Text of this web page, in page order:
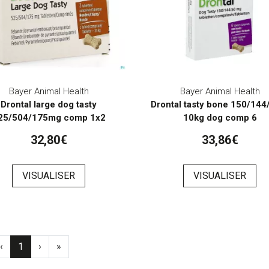
Bayer Animal Health
Drontal large dog tasty
504/175mg comp 1x2
32,80€
VISUALISER
Bayer Animal Health
Drontal tasty bone 150/
10kg dog comp 6
33,86€
VISUALISER
‹ 1 › »